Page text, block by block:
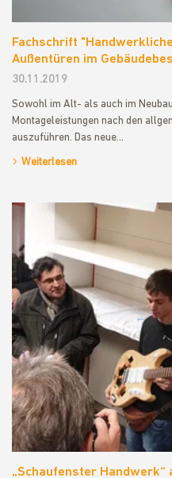
Fachschrift
Außentüren im
30.11.2019
Sowohl im Alt- als auch im
Montageleistungen nach den
auszuführen. Das neue…
Weiterlesen
„Schaufenster